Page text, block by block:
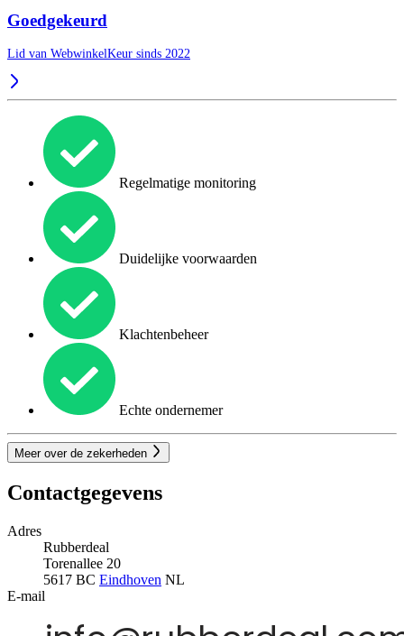
Goedgekeurd
Lid van WebwinkelKeur sinds 2022
Regelmatige monitoring
Duidelijke voorwaarden
Klachtenbeheer
Echte ondernemer
Meer over de zekerheden
Contactgegevens
Adres
Rubberdeal
Torenallee 20
5617 BC Eindhoven NL
E-mail